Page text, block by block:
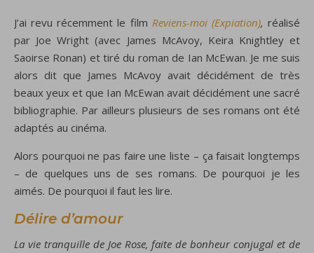
J’ai revu récemment le film Reviens-moi (Expiation),réalisé
par Joe Wright (avec James McAvoy, Keira Knightley et
Saoirse Ronan) et tiré du roman de Ian McEwan. Je me suis
alors dit que James McAvoy avait décidément de très
beaux yeux et que Ian McEwan avait décidément une sacré
bibliographie. Par ailleurs plusieurs de ses romans ont été
adaptés au cinéma.
Alors pourquoi ne pas faire une liste – ça faisait longtemps
– de quelques uns de ses romans. De pourquoi je les
aimés. De pourquoi il faut les lire.
Délire d’amour
La vie tranquille de Joe Rose, faite de bonheur conjugal et de